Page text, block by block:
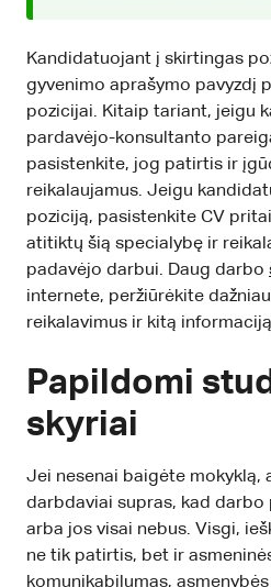
Kandidatuojant į skirtingas
gyvenimo aprašymo pavyzdį
pozicijai. Kitaip tariant, jeigu
pardavėjo-konsultanto
pasistenkite, jog patirtis ir
reikalaujamus. Jeigu
poziciją, pasistenkite CV
atitiktų šią specialybę ir
padavėjo darbui. Daug darbo
internete, peržiūrėkite
reikalavimus ir kitą
Papildomi
skyriai
Jei nesenai baigėte mokyklą,
darbdaviai supras, kad darbo
arba jos visai nebus. Visgi,
ne tik patirtis, bet ir
komunikabilumas,